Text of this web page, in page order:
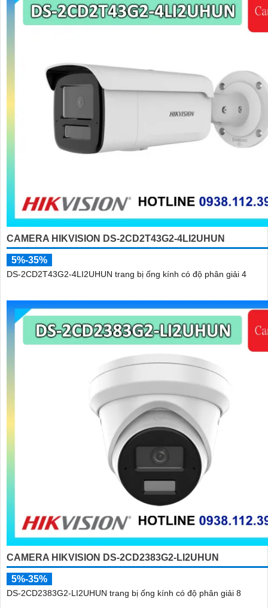
CAMERA HIKVISION DS-2CD2T43G2-4LI2UHUN
5%-35%
DS-2CD2T43G2-4LI2UHUN trang bị ống kính có độ phân giải 4
CAMERA HIKVISION DS-2CD2383G2-LI2UHUN
5%-35%
DS-2CD2383G2-LI2UHUN trang bị ống kính có độ phân giải 8